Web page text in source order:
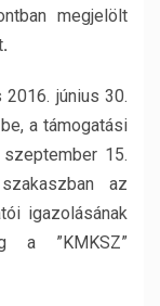
megjelölt
.
június 30.
a támogatási
15.
az
igazolásának
a ”KMKSZ”